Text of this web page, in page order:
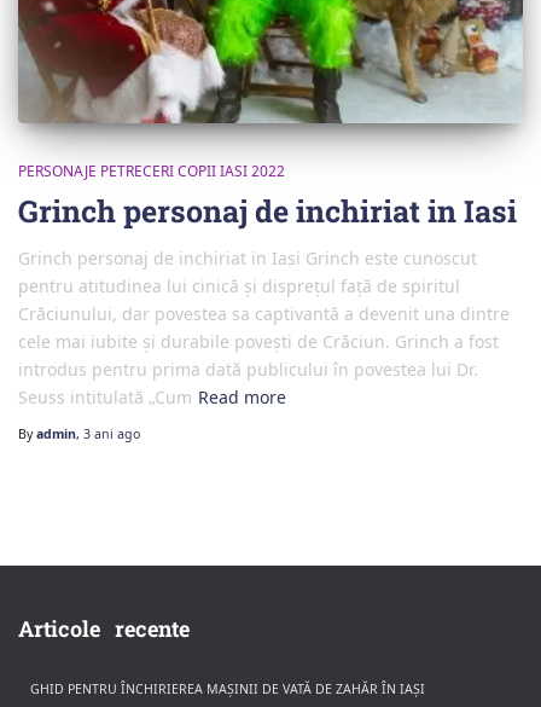
PERSONAJE PETRECERI COPII IASI 2022
Grinch personaj de inchiriat in Iasi
Grinch personaj de inchiriat in Iasi Grinch este cunoscut
pentru atitudinea lui cinică și disprețul față de spiritul
Crăciunului, dar povestea sa captivantă a devenit una dintre
cele mai iubite și durabile povești de Crăciun. Grinch a fost
introdus pentru prima dată publicului în povestea lui Dr.
Seuss intitulată „Cum Read more
Byadmin, 3 ani ago
Articole recente
GHID PENTRU ÎNCHIRIEREA MAȘINII DE VATĂ DE ZAHĂR ÎN IAȘI